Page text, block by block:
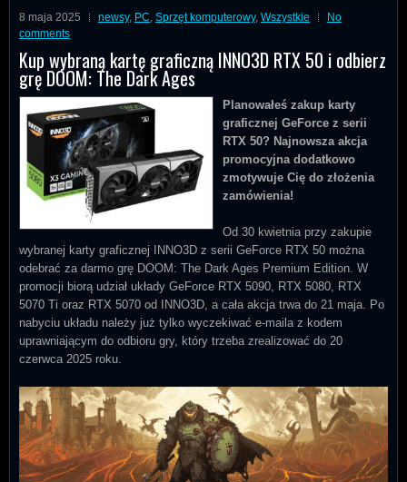
8 maja 2025 newsy, PC Sprzęt komputerowy, Wszystkie
No
comments
Kup wybraną kartę graficzną INNO3D RTX 50 i odbierz
grę DOOM: The Dark Ages
Planowałeś zakup karty
graficznej GeForce z serii
RTX 50? Najnowsza akcja
promocyjna dodatkowo
zmotywuje Cię do złożenia
zamówienia!
Od 30 kwietnia przy zakupie
wybranej karty graficznej INNO3D z serii GeForce RTX 50 można
odebrać za darmo grę DOOM: The Dark Ages Premium Edition. W
promocji biorą udział układy GeForce RTX 5090, RTX 5080, RTX
5070 Ti oraz RTX 5070 od INNO3D, a cała akcja trwa do 21 maja. Po
nabyciu układu należy już tylko wyczekiwać e-maila z kodem
uprawniającym do odbioru gry, który trzeba zrealizować do 20
czerwca 2025 roku.